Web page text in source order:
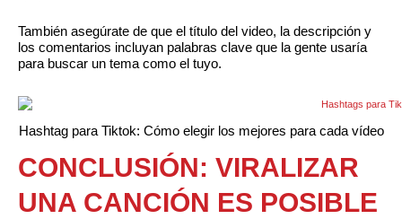
También asegúrate de que el título del video, la descripción y
los comentarios incluyan palabras clave que la gente usaría
para buscar un tema como el tuyo.
Hashtag para Tiktok: Cómo elegir los mejores para cada vídeo
CONCLUSIÓN: VIRALIZAR
UNA CANCIÓN ES POSIBLE